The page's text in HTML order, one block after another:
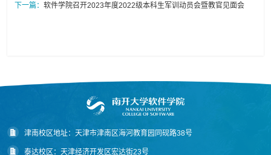
下一篇： 软件学院召开2023年度2022级本科生军训动员会暨教官见面会
津南校区地址：天津市津南区海河教育园同砚路38号
泰达校区：天津经济开发区宏达街23号